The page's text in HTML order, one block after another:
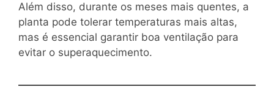
Além disso, durante os meses mais quentes, a
planta pode tolerar temperaturas mais altas,
mas é essencial garantir boa ventilação para
evitar o superaquecimento.